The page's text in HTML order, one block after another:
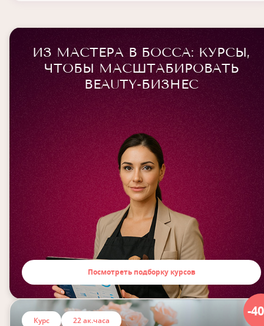
ИЗ МАСТЕРА В БОССА: КУРСЫ,
ЧТОБЫ МАСШТАБИРОВАТЬ
BEAUTY-БИЗНЕС
Посмотреть подборку курсов
-
Курс 22 ак.часа